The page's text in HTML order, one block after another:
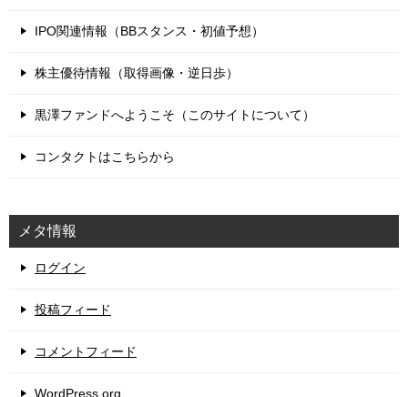
IPO関連情報（BBスタンス・初値予想）
株主優待情報（取得画像・逆日歩）
黒澤ファンドへようこそ（このサイトについて）
コンタクトはこちらから
メタ情報
ログイン
投稿フィード
コメントフィード
WordPress.org